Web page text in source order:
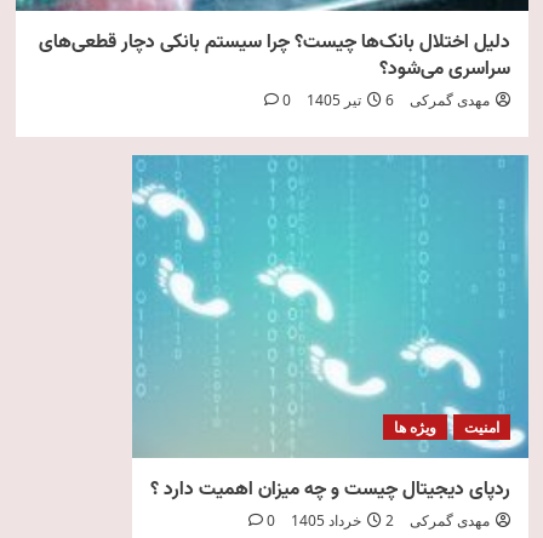
دلیل اختلال بانک‌ها چیست؟ چرا سیستم بانکی دچار قطعی‌های
سراسری می‌شود؟
مهدی گمرکی 6 تیر 1405 0
امنیت ویژه ها
ردپای دیجیتال چیست و چه میزان اهمیت دارد ؟
مهدی گمرکی 2 خرداد 1405 0